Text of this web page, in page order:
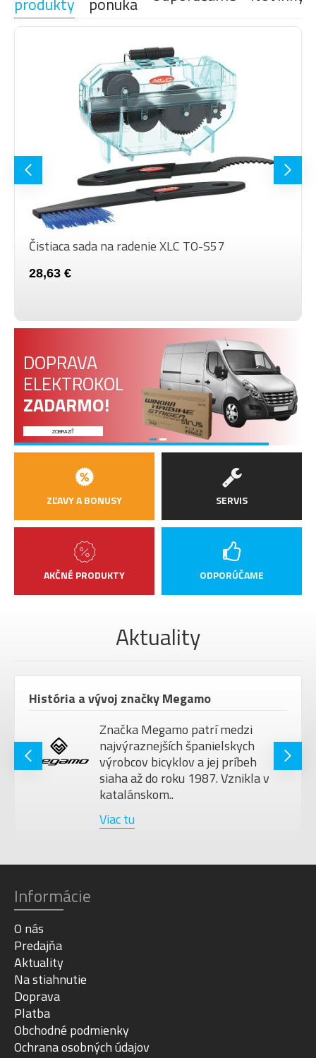
Čistiaca sada na radenie XLC TO-S57
28,63 €
DOPRAVA
ELEKTROKOL
ZADARMO!
ZOBRAZIŤ
ZĽAVY A BONUSY
AKČNÉ PRODUKTY
SERVIS
ODPORÚČAME
Aktuality
História a vývoj značky Megamo
Značka Megamo patrí medzi
najvýraznejších španielskych
výrobcov bicyklov a jej príbeh
siaha až do roku 1987. Vznikla v
katalánskom..
Viac tu
Informácie
O nás
Predajňa
Aktuality
Na stiahnutie
Doprava
Platba
Obchodné podmienky
Ochrana osobných údajov